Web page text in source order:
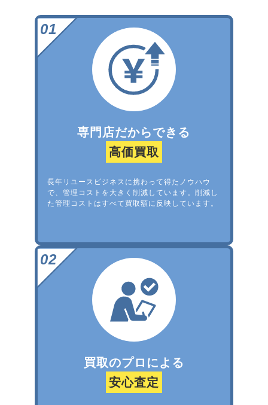
専門店だからできる
高価買取
長年リユースビジネスに携わって得たノウハウ
で、管理コストを大きく削減しています。削減し
た管理コストはすべて買取額に反映しています。
買取のプロによる
安心査定